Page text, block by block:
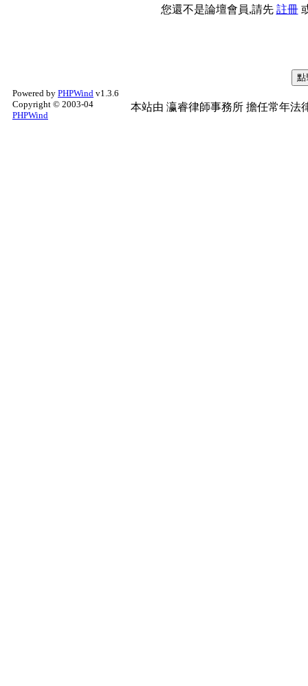
您還不是論壇會員,請先 註冊
Powered by PHPWind v1.3.6
Copyright © 2003-04
PHPWind
本站由 瀛睿律師事務所 擔任常年法